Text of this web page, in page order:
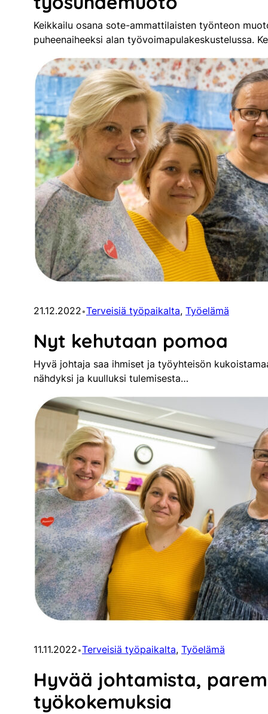
Keikkailu osana sote-ammattilaisten työnteon
puheenaiheeksi alan työvoimapulakeskustelussa.
21.12.2022•Terveisiä työpaikalta, Työelämä
Nyt kehutaan pomoa
Hyvä johtaja saa ihmiset ja työyhteisön
nähdyksi ja kuulluksi tulemisesta…
11.11.2022•Terveisiä työpaikalta, Työelämä
Hyvää johtamista,
työkokemuksia